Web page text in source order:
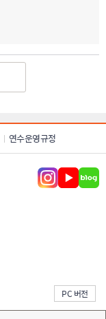
연수운영규정
PC 버전